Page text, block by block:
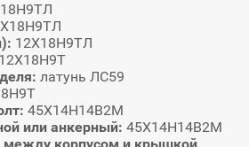
12Х18Н9ТЛ
12Х18Н9Т
латунь ЛС59
45Х14Н14В2М
или анкерный: 45Х14Н14В2М